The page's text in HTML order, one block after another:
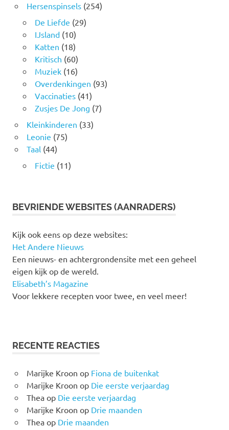
Hersenspinsels(254)
De Liefde (29)
IJsland(10)
Katten (18)
Kritisch (60)
Muziek(16)
Overdenkingen (93)
Vaccinaties(41)
Zusjes De Jong (7)
Kleinkinderen (33)
Leonie (75)
Taal(44)
Fictie (11)
BEVRIENDE WEBSITES (AANRADERS)
Kijk ook eens op deze websites:
Het Andere Nieuws
Een nieuws- en achtergrondensite met een geheel
eigen kijk op de wereld.
Elisabeth’s Magazine
Voor lekkere recepten voor twee, en veel meer!
RECENTE REACTIES
Marijke Kroon op Fiona de buitenkat
Marijke Kroon op Die eerste verjaardag
Theaop Die eerste verjaardag
Marijke Kroon op Drie maanden
Theaop Drie maanden